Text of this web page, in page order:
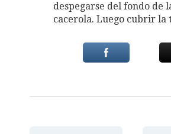
despegarse del fondo de
cacerola. Luego cubrir la